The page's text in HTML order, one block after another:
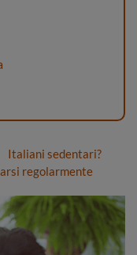
Italiani sedentari?
regolarmente